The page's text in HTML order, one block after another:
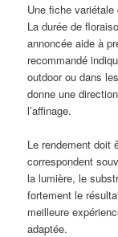
Une fiche
La durée de
annoncée aide à
recommandé
outdoor ou dans
donne une
l’affinage.
Le rendement doit
correspondent
la lumière, le
fortement le
meilleure
adaptée.